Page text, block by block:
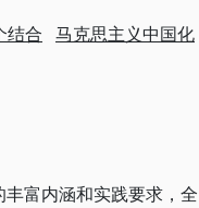
结合 马克思主义中国化
丰富内涵和实践要求，全